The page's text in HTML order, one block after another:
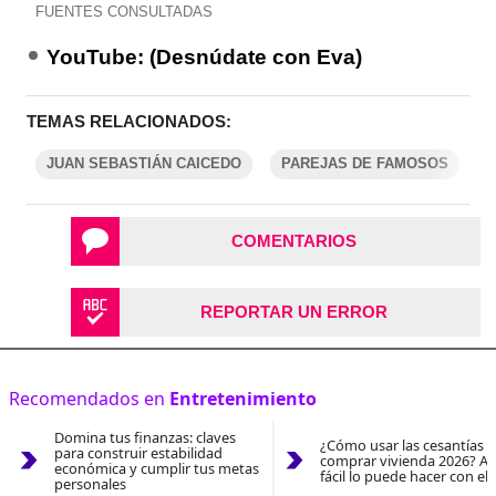
FUENTES CONSULTADAS
YouTube: (Desnúdate con Eva)
TEMAS RELACIONADOS:
JUAN SEBASTIÁN CAICEDO PAREJAS DE FAMOSOS
COMENTARIOS
REPORTAR UN ERROR
Recomendados en Entretenimiento
Domina tus finanzas: claves
para construir estabilidad
económica y cumplir tus metas
personales
¿Cómo usar las cesantías
comprar vivienda 2026?
fácil lo puede hacer con el